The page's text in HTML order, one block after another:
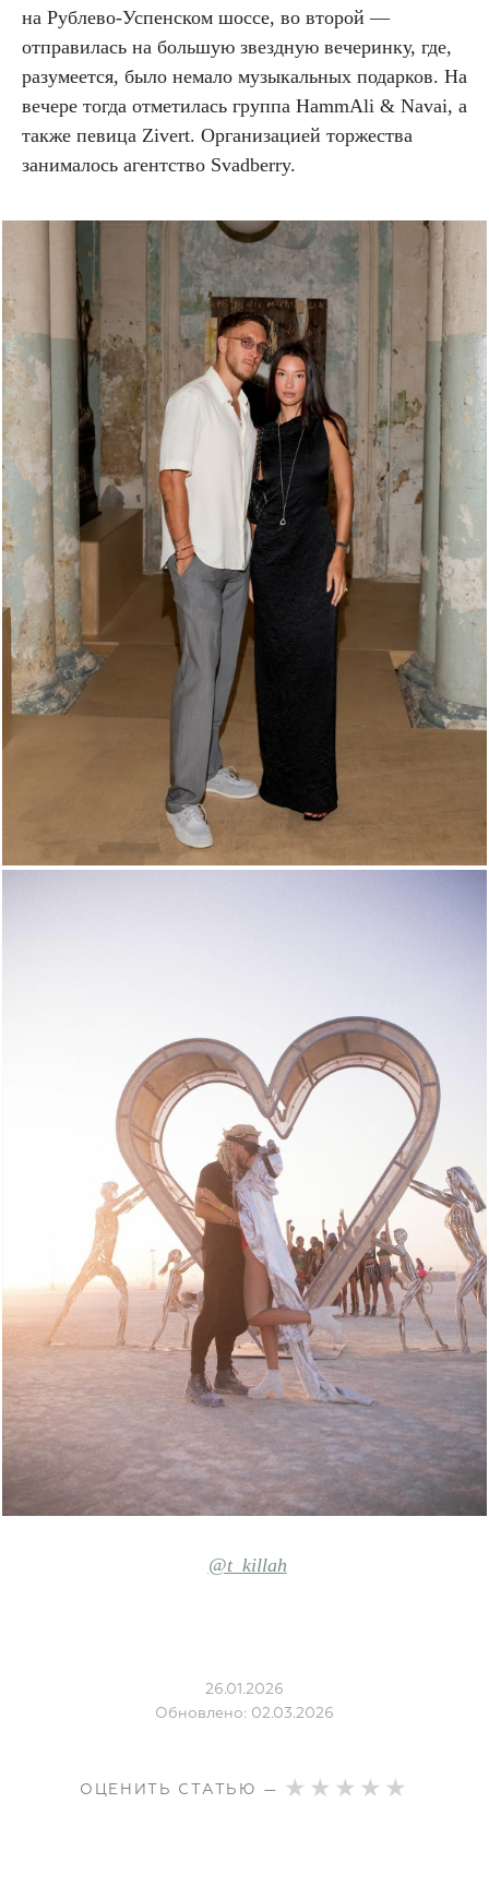
на Рублево-Успенском шоссе, во второй —
отправилась на большую звездную вечеринку, где,
разумеется, было немало музыкальных подарков. На
вечере тогда отметилась группа HammAli & Navai, а
также певица Zivert. Организацией торжества
занималось агентство Svadberry.
@t_killah
26.01.2026
Обновлено: 02.03.2026
ОЦЕНИТЬ СТАТЬЮ —